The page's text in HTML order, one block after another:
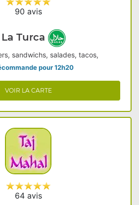
90 avis
Turca
sandwichs, salades, tacos,
pour 12h20
VOIR LA CARTE
64 avis